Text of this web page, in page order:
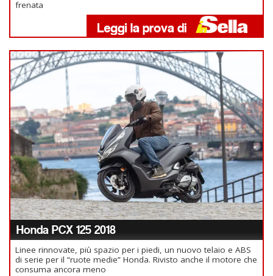
frenata
Honda PCX 125 2018
Linee rinnovate, più spazio per i piedi, un nuovo telaio e ABS
di serie per il “ruote medie” Honda. Rivisto anche il motore che
consuma ancora meno